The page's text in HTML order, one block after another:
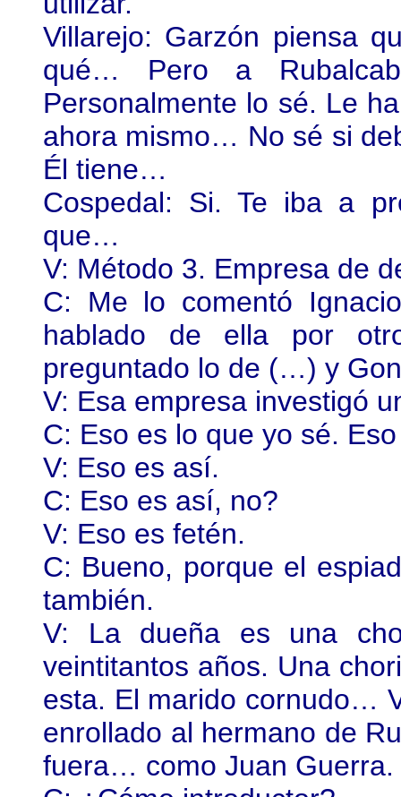
Villarejo: Garzón piensa
qué… Pero a
Personalmente lo sé. Le
ahora mismo… No sé si
Él tiene…
Cospedal: Si. Te iba a
que…
V: Método 3. Empresa de
C: Me lo comentó
hablado de ella por
preguntado lo de (…) y
V: Esa empresa investigó
C: Eso es lo que yo sé.
V: Eso es así.
C: Eso es así, no?
V: Eso es fetén.
C: Bueno, porque el
también.
V: La dueña es una
veintitantos años. Una
esta. El marido cornudo…
enrollado al hermano de
fuera… como Juan Guerra.